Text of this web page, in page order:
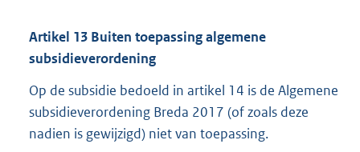
Artikel 13 Buiten toepassing algemene
subsidieverordening
Op de subsidie bedoeld in artikel 14 is de Algemene
subsidieverordening Breda 2017 (of zoals deze
nadien is gewijzigd) niet van toepassing.